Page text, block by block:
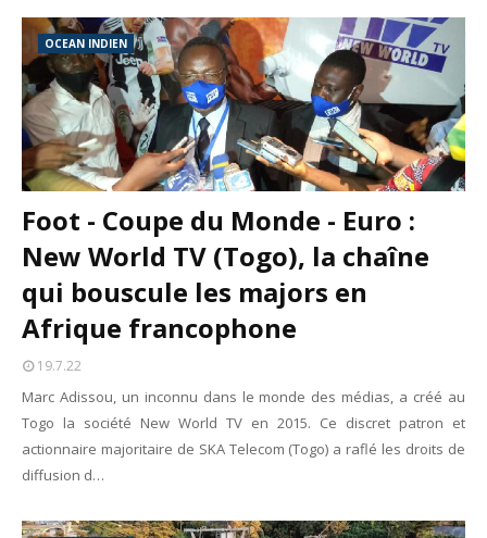
OCEAN INDIEN
Foot - Coupe du Monde - Euro :
New World TV (Togo), la chaîne
qui bouscule les majors en
Afrique francophone
19.7.22
Marc Adissou, un inconnu dans le monde des médias, a créé au
Togo la société New World TV en 2015. Ce discret patron et
actionnaire majoritaire de SKA Telecom (Togo) a raflé les droits de
diffusion d…